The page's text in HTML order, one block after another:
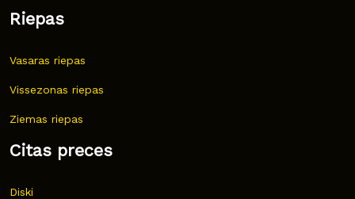
Riepas
Vasaras riepas
Vissezonas riepas
Ziemas riepas
Citas preces
Diski